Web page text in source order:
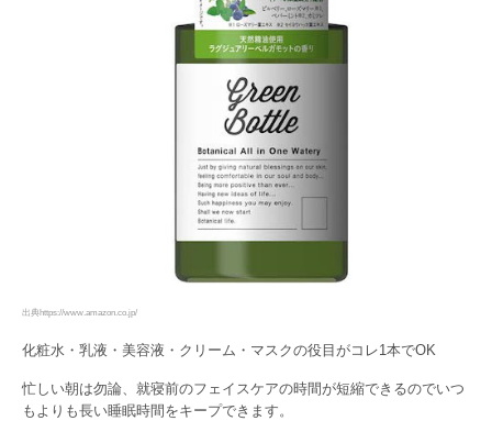
出典https://www.amazon.co.jp/
化粧水・乳液・美容液・クリーム・マスクの役目がコレ1本でOK
忙しい朝は勿論、就寝前のフェイスケアの時間が短縮できるのでいつ
もよりも長い睡眠時間をキープできます。